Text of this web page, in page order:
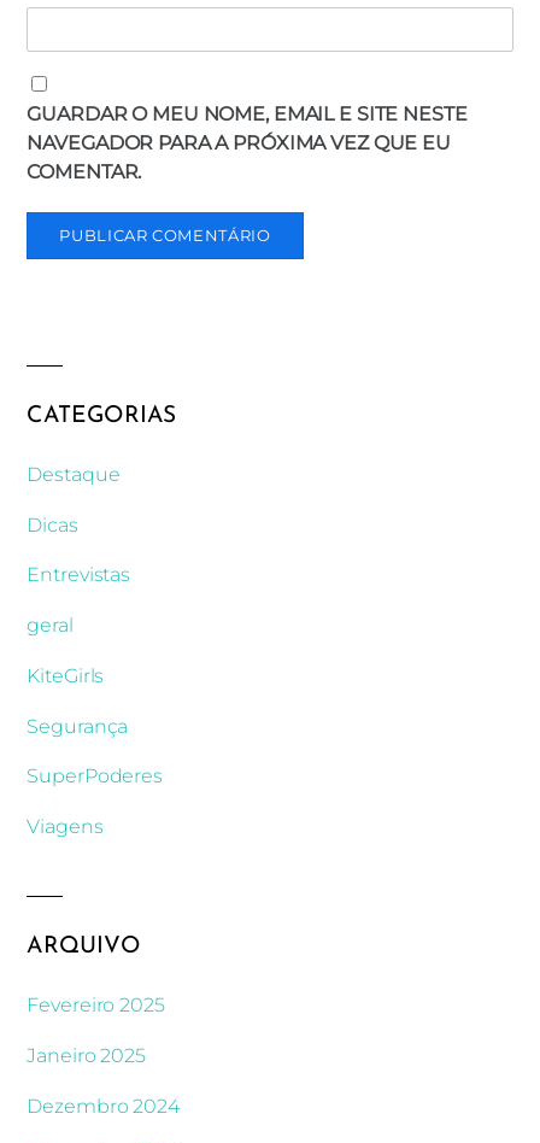
GUARDAR O MEU NOME, EMAIL E SITE NESTE
NAVEGADOR PARA A PRÓXIMA VEZ QUE EU
COMENTAR.
CATEGORIAS
Destaque
Dicas
Entrevistas
geral
KiteGirls
Segurança
SuperPoderes
Viagens
ARQUIVO
Fevereiro 2025
Janeiro 2025
Dezembro 2024